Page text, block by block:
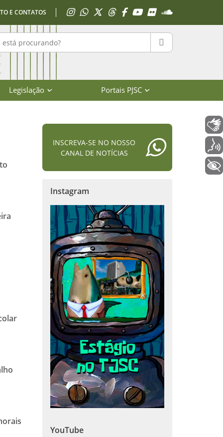
E CONTATOS Acessar Instagram
Acessar WhatsApp
Acessar XAcessar Threads
Acessar Facebook
Acessar YouTube
Acessar Flickr
Acessar
no portal PESQUISAR
Legislação Portais PJSC
INSCREVA-SE NO NOSSO
CANAL DE NOTÍCIAS
Instagram
YouTube
Libras
+ Acessibilidade